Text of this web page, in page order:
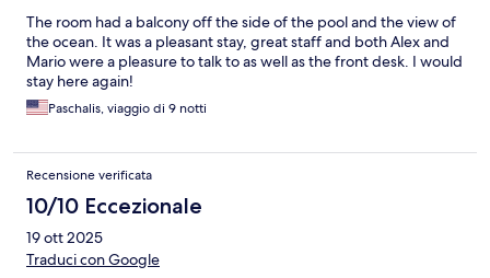
The room had a balcony off the side of the pool and the view of
the ocean. It was a pleasant stay, great staff and both Alex and
Mario were a pleasure to talk to as well as the front desk. I would
stay here again!
Paschalis, viaggio di 9 notti
Recensione verificata
10/10 Eccezionale
19 ott 2025
Traduci con Google